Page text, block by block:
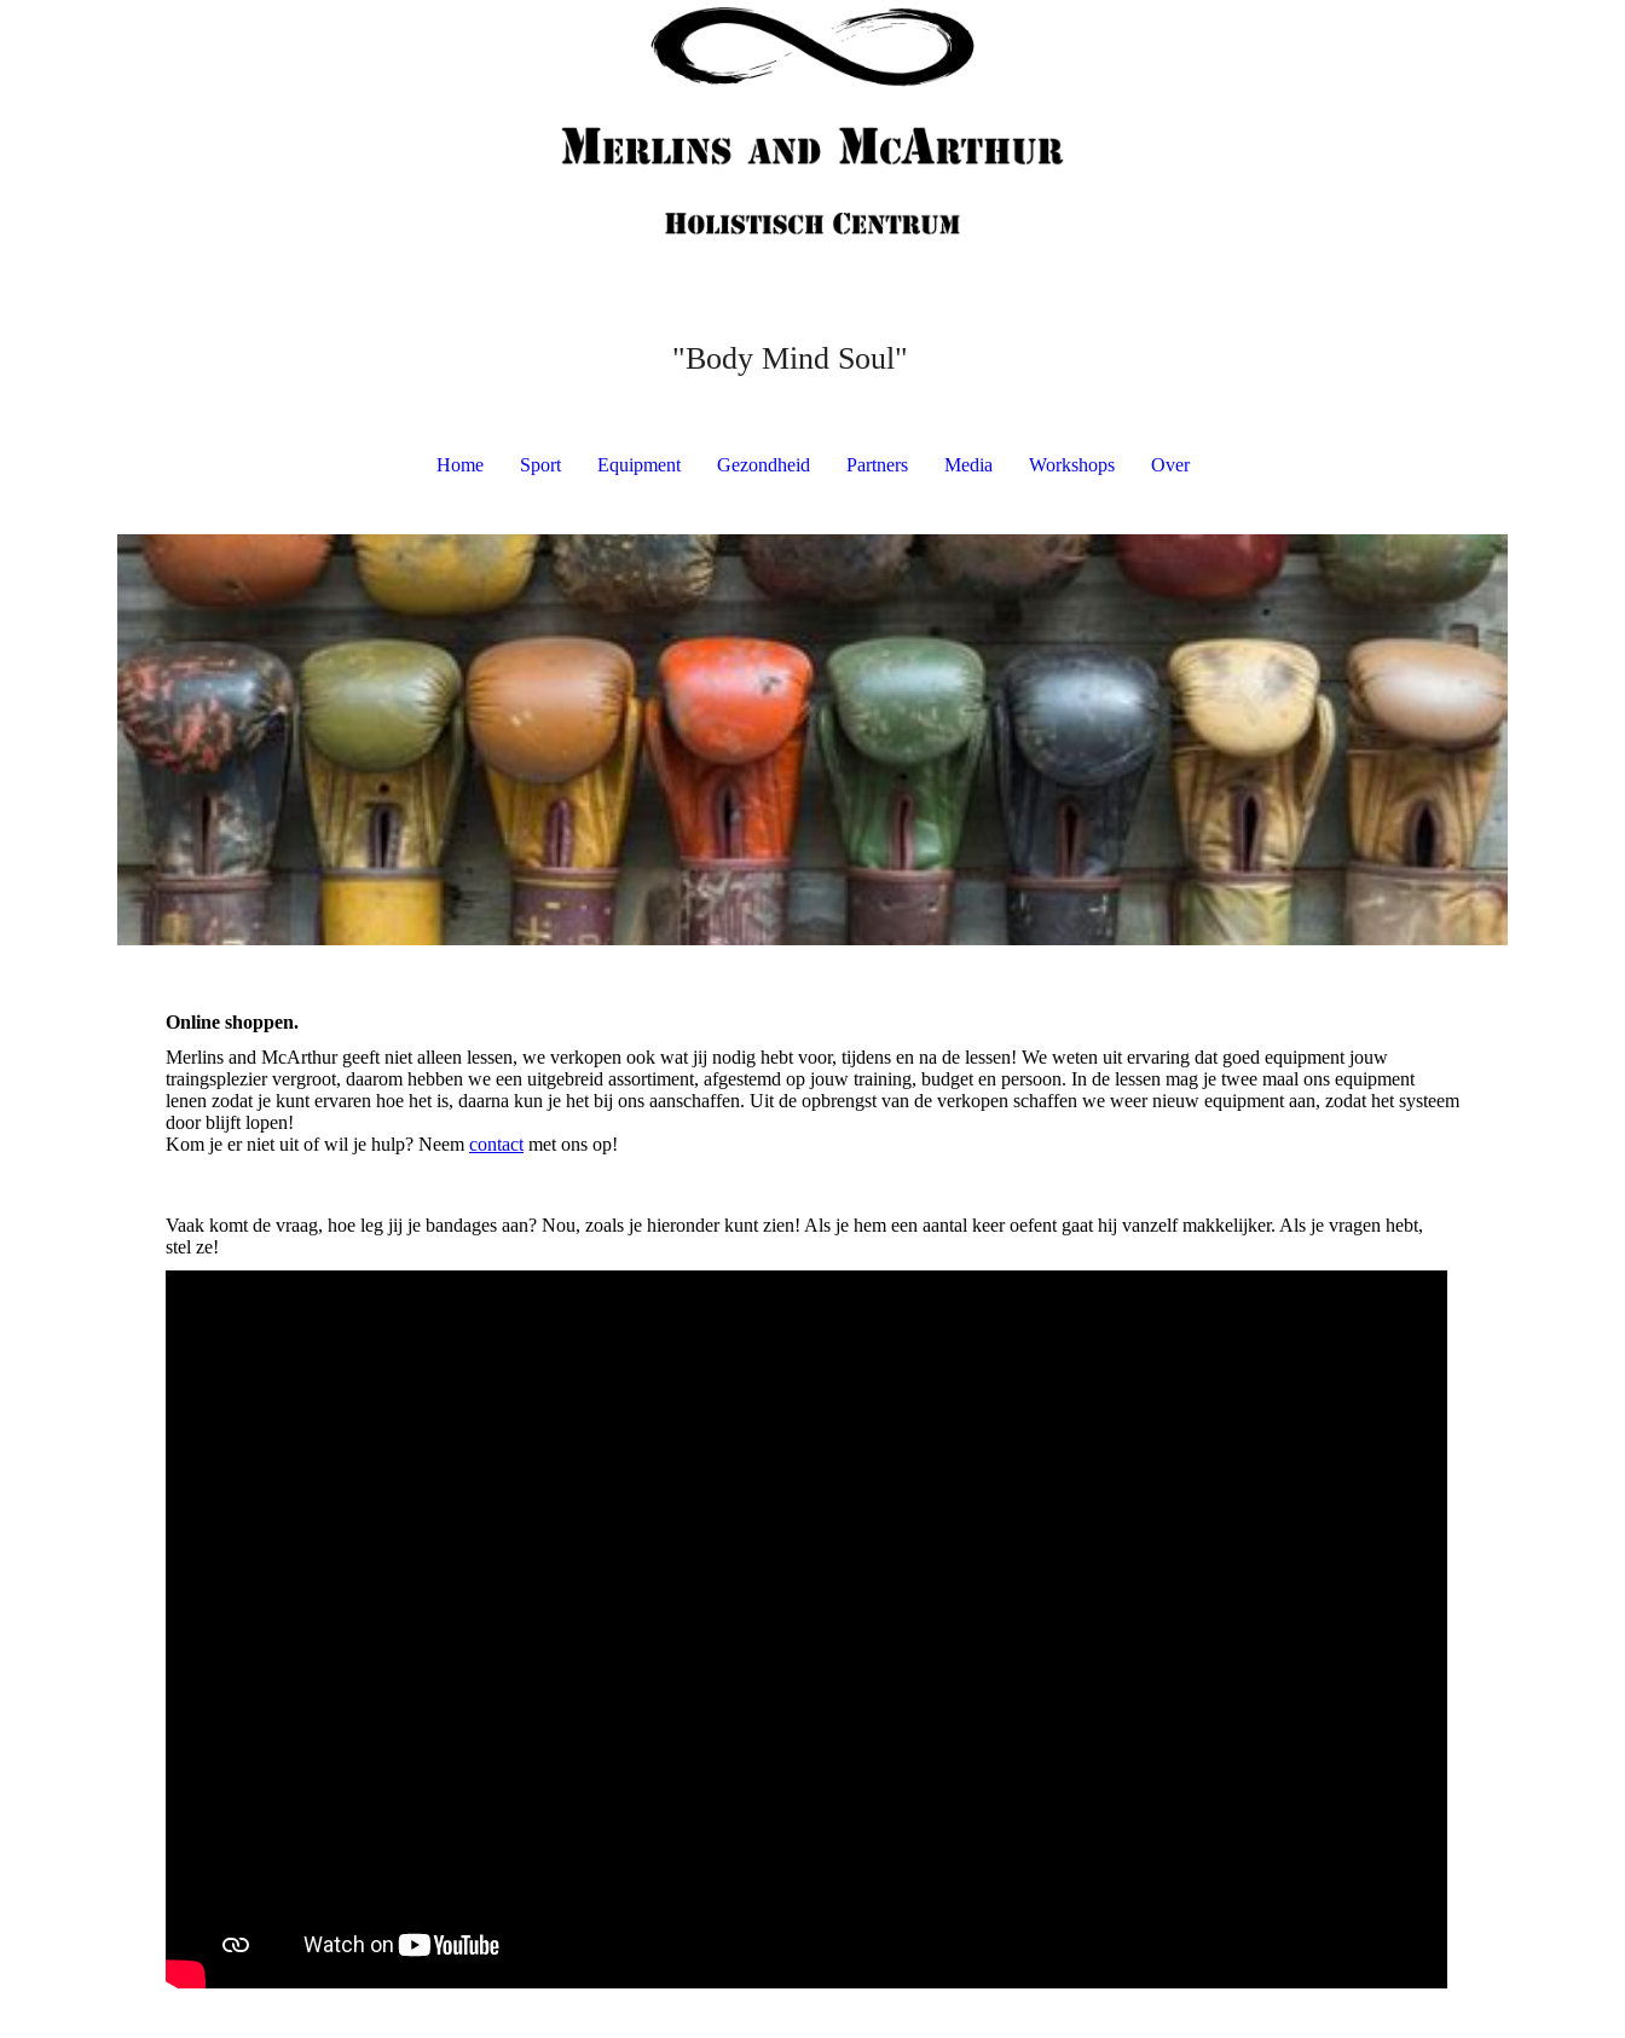
"Body Mind Soul"
Home Sport Equipment Gezondheid Partners Media Workshops Over
Online shoppen.
Merlins and McArthur geeft niet alleen lessen, we verkopen ook wat jij nodig hebt voor, tijdens en na de lessen! We weten uit ervaring dat goed equipment jouw
traingsplezier vergroot, daarom hebben we een uitgebreid assortiment, afgestemd op jouw training, budget en persoon. In de lessen mag je twee maal ons equipment
lenen zodat je kunt ervaren hoe het is, daarna kun je het bij ons aanschaffen. Uit de opbrengst van de verkopen schaffen we weer nieuw equipment aan, zodat het systeem
door blijft lopen!
Kom je er niet uit of wil je hulp? Neem contact met ons op!
Vaak komt de vraag, hoe leg jij je bandages aan? Nou, zoals je hieronder kunt zien! Als je hem een aantal keer oefent gaat hij vanzelf makkelijker. Als je vragen hebt,
stel ze!